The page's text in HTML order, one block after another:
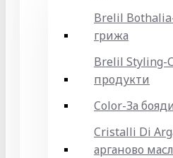
Brelil
грижа
Brelil Styling-
продукти
Color-За
Cristalli Di
арганово